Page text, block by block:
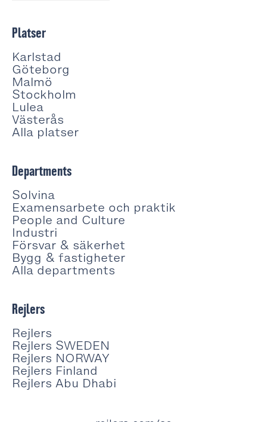
Platser
Karlstad
Göteborg
Malmö
Stockholm
Lulea
Västerås
Alla platser
Departments
Solvina
Examensarbete och praktik
People and Culture
Industri
Försvar & säkerhet
Bygg & fastigheter
Alla departments
Rejlers
Rejlers
Rejlers SWEDEN
Rejlers NORWAY
Rejlers Finland
Rejlers Abu Dhabi